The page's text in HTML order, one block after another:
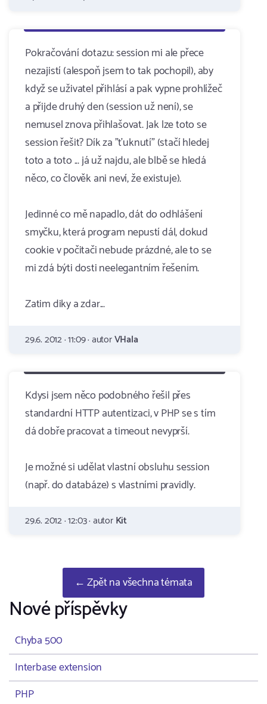
Pokračování dotazu: session mi ale přece
nezajistí (alespoň jsem to tak pochopil), aby
když se uživatel přihlásí a pak vypne prohlížeč
a přijde druhý den (session už není), se
nemusel znova přihlašovat. Jak lze toto se
session řešit? Dík za "ťuknutí" (stačí hledej
toto a toto ... já už najdu, ale blbě se hledá
něco, co člověk ani neví, že existuje).
Jedinné co mě napadlo, dát do odhlášení
smyčku, která program nepustí dál, dokud
cookie v počitači nebude prázdné, ale to se
mi zdá býti dosti neelegantním řešením.
Zatim diky a zdar...
29.6. 2012 · 11:09 · autorVHala
Kdysi jsem něco podobného řešil přes
standardní HTTP autentizaci, v PHP se s tím
dá dobře pracovat a timeout nevyprší.
Je možné si udělat vlastní obsluhu session
(např. do databáze) s vlastními pravidly.
29.6. 2012 · 12:03 · autorKit
← Zpět na všechna témata
Nové příspěvky
Chyba 500
Interbase extension
PHP